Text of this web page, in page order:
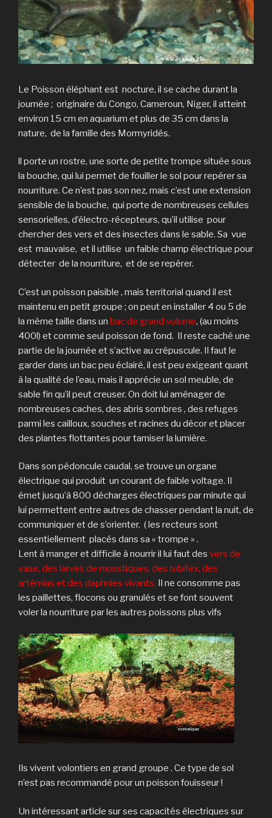
Le Poisson éléphant est nocture, il se cache durant la
journée ; originaire du Congo, Cameroun, Niger, il atteint
environ 15 cm en aquarium et plus de 35 cm dans la
nature, de la famille des Mormyridés.
ll porte un rostre, une sorte de petite trompe située sous
la bouche, qui lui permet de fouiller le sol pour repérer sa
nourriture. Ce n’est pas son nez, mais c’est une extension
sensible de la bouche, qui porte de nombreuses cellules
sensorielles, d’électro-récepteurs, qu’il utilise pour
chercher des vers et des insectes dans le sable. Sa vue
est mauvaise, et il utilise un faible champ électrique pour
détecter de la nourriture, et de se repérer.
C’est un poisson paisible , mais territorial quand il est
maintenu en petit groupe ; on peut en installer 4 ou 5 de
la même taille dans un bac de grand volume, (au moins
400l) et comme seul poisson de fond. Il reste caché une
partie de la journée et s’active au crépuscule. Il faut le
garder dans un bac peu éclairé, il est peu exigeant quant
à la qualité de l’eau, mais il apprécie un sol meuble, de
sable fin qu’il peut creuser. On doit lui aménager de
nombreuses caches, des abris sombres , des refuges
parmi les cailloux, souches et racines du décor et placer
des plantes flottantes pour tamiser la lumière.
Dans son pédoncule caudal, se trouve un organe
électrique qui produit un courant de faible voltage. Il
émet jusqu’à 800 décharges électriques par minute qui
lui permettent entre autres de chasser pendant la nuit, de
communiquer et de s’orienter. ( les recteurs sont
essentiellement placés dans sa « trompe » .
Lent à manger et difficile à nourrir il lui faut des vers de
vase, des larves de moustiques, des tubifex, des
artémias et des daphnies vivants. Il ne consomme pas
les paillettes, flocons ou granulés et se font souvent
voler la nourriture par les autres poissons plus vifs
Ils vivent volontiers en grand groupe . Ce type de sol
n’est pas recommandé pour un poisson fouisseur !
Un intéressant article sur ses capacités électriques sur